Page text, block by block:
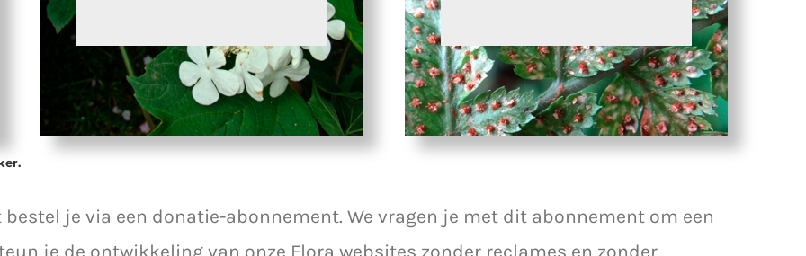
je via een donatie-abonnement. We vragen je met dit abonnement om een
je de ontwikkeling van onze Flora websites zonder reclames en zonder